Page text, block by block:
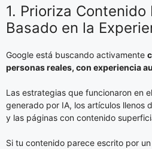
1. Prioriza Contenido
Basado en la
Google está buscando activamente
personas reales, con experiencia
Las estrategias que funcionaron en
generado por IA, los artículos llenos
y las páginas con contenido
Si tu contenido parece escrito por